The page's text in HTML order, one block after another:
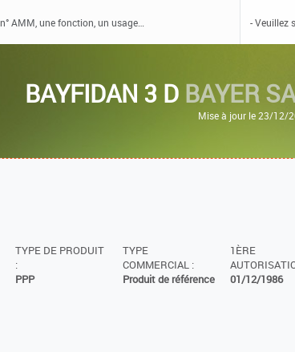
BAYFIDAN 3 D BAYER
Mise à jour le 23/12/
TYPE DE PRODUIT
:
PPP
TYPE
COMMERCIAL :
Produit de référence
1ÈRE
01/12/1986